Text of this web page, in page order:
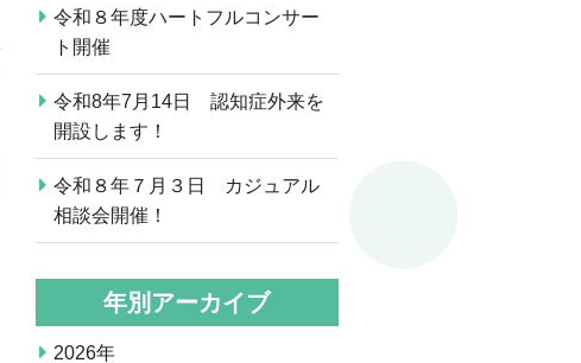
令和８年度ハートフルコンサー
ト開催
令和8年7月14日 認知症外来を
開設します！
令和８年７月３日 カジュアル
相談会開催！
年別アーカイブ
2026年